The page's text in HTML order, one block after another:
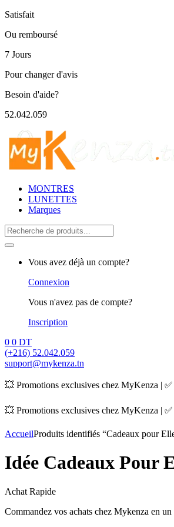
Satisfait
Ou remboursé
7 Jours
Pour changer d'avis
Besoin d'aide?
52.042.059
MONTRES
LUNETTES
Marques
Search
for:
Vous avez déjà un compte?
Connexion
Vous n'avez pas de compte?
Inscription
0 0 DT
(+216) 52.042.059
support@mykenza.tn
💥 Promotions exclusives chez MyKenza |
💥 Promotions exclusives chez MyKenza |
AccueilProduits identifiés “Cadeaux pour
Idée Cadeaux Pour
Achat Rapide
Commandez vos achats chez Mykenza en